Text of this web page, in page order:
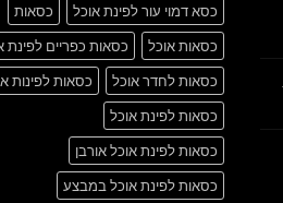
כסא דמוי עור לפינת אוכל
כסאות
כסאות אוכל
כסאות כפריים לפינת
כסאות לחדר אוכל
כסאות לפינות
כסאות לפינת אוכל
כסאות לפינת אוכל אורבן
כסאות לפינת אוכל במבצע